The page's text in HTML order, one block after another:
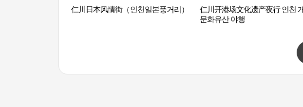
仁川日本风情街（인천일본풍거리）
仁川开港场文化遗产夜行 인천
문화유산 야행